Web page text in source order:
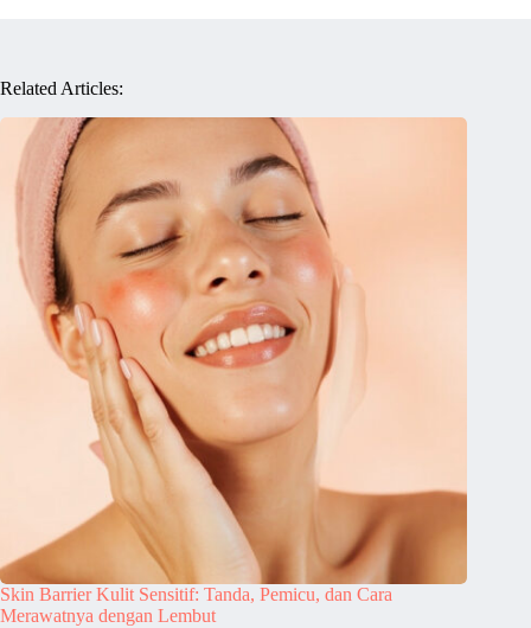
Related Articles:
Skin Barrier Kulit Sensitif: Tanda, Pemicu, dan Cara
Merawatnya dengan Lembut